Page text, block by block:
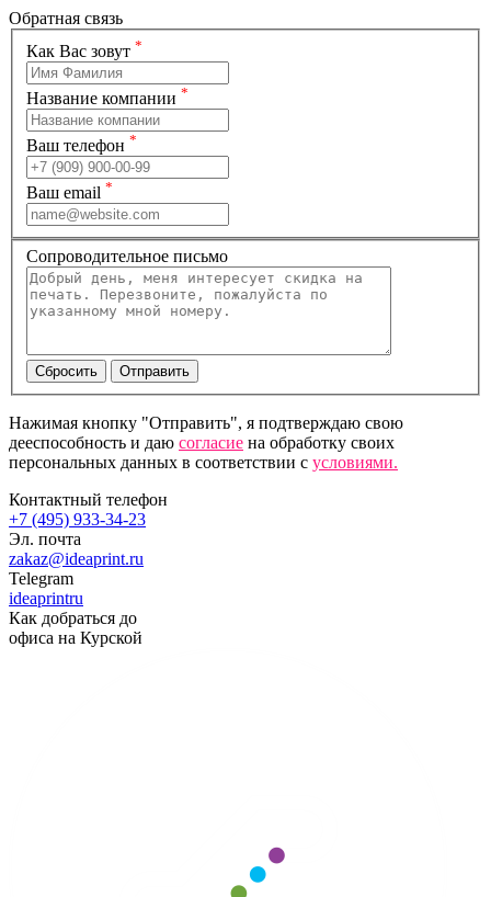
Обратная связь
Как Вас зовут *
Название компании *
Ваш телефон *
Ваш email *
Сопроводительное письмо
Нажимая кнопку "Отправить", я подтверждаю свою
дееспособность и даю согласие на обработку своих
персональных данных в соответствии с условиями.
Контактный телефон
+7 (495) 933-34-23
Эл. почта
zakaz@ideaprint.ru
Telegram
ideaprintru
Как добраться до
офиса на Курской